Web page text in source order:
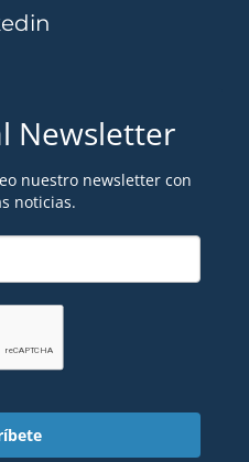
Newsletter
nuestro newsletter con
noticias.